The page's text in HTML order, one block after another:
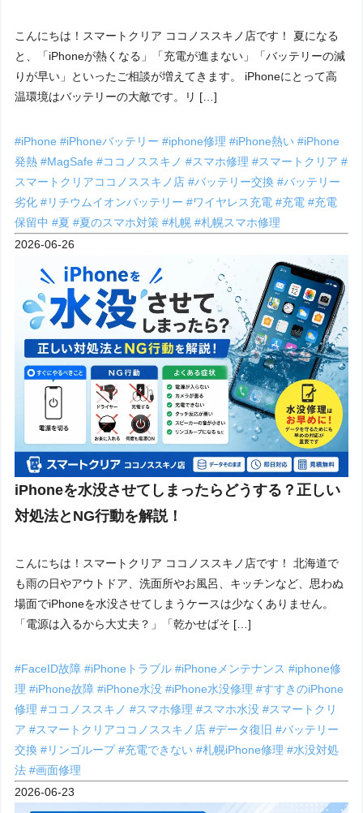
こんにちは！スマートクリア ココノススキノ店です！ 夏になる
と、「iPhoneが熱くなる」「充電が進まない」「バッテリーの減
りが早い」といったご相談が増えてきます。 iPhoneにとって高
温環境はバッテリーの大敵です。リ […]
#iPhone#iPhoneバッテリー#iphone修理#iPhone熱い#iPhone
発熱#MagSafe#ココノススキノ#スマホ修理#スマートクリア#
スマートクリアココノススキノ店#バッテリー交換#バッテリー
劣化#リチウムイオンバッテリー#ワイヤレス充電#充電#充電
保留中#夏#夏のスマホ対策#札幌#札幌スマホ修理
2026-06-26
iPhoneを水没させてしまったらどうする？正しい
対処法とNG行動を解説！
こんにちは！スマートクリア ココノススキノ店です！ 北海道で
も雨の日やアウトドア、洗面所やお風呂、キッチンなど、思わぬ
場面でiPhoneを水没させてしまうケースは少なくありません。
「電源は入るから大丈夫？」「乾かせばそ […]
#FaceID故障#iPhoneトラブル#iPhoneメンテナンス#iphone修
理#iPhone故障#iPhone水没#iPhone水没修理#すすきのiPhone
修理#ココノススキノ#スマホ修理#スマホ水没#スマートクリ
ア#スマートクリアココノススキノ店#データ復旧#バッテリー
交換#リンゴループ#充電できない#札幌iPhone修理#水没対処
法#画面修理
2026-06-23